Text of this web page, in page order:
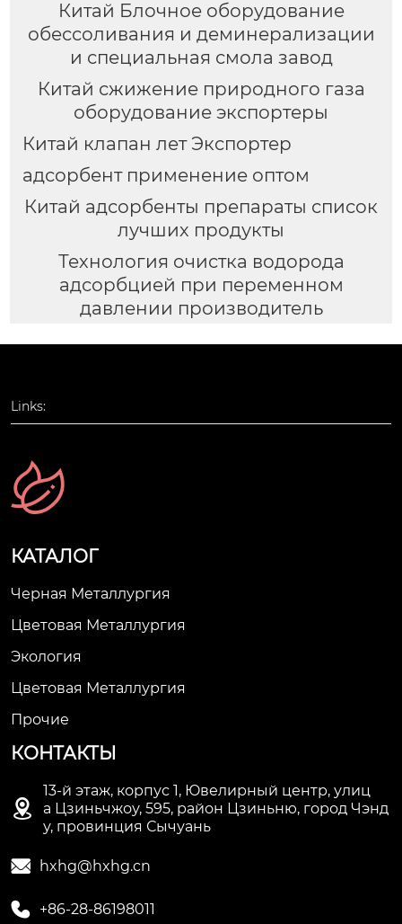
Китай Блочное оборудование
обессоливания и деминерализации
и специальная смола завод
Китай сжижение природного газа
оборудование экспортеры
Китай клапан лет Экспортер
адсорбент применение оптом
Китай адсорбенты препараты список
лучших продукты
Технология очистка водорода
адсорбцией при переменном
давлении производитель
Links:
КАТАЛОГ
Черная Металлургия
Цветовая Металлургия
Экология
Цветовая Металлургия
Прочие
КОНТАКТЫ

13-й этаж, корпус 1, Ювелирный центр, улиц
а Цзиньчжоу, 595, район Цзиньню, город Чэнд
у, провинция Сычуань
 hxhg@hxhg.cn
 +86-28-86198011